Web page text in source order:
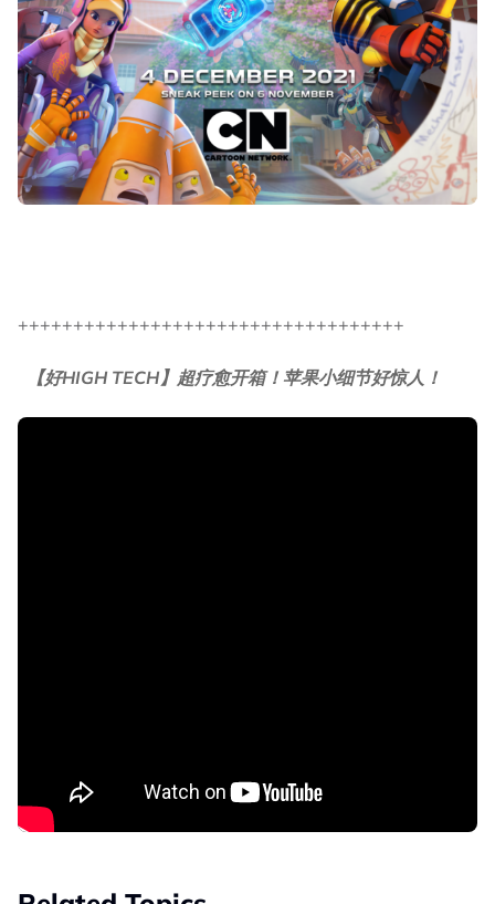
+++++++++++++++++++++++++++++++++++
【好HIGH TECH】超疗愈开箱！苹果小细节好惊人！